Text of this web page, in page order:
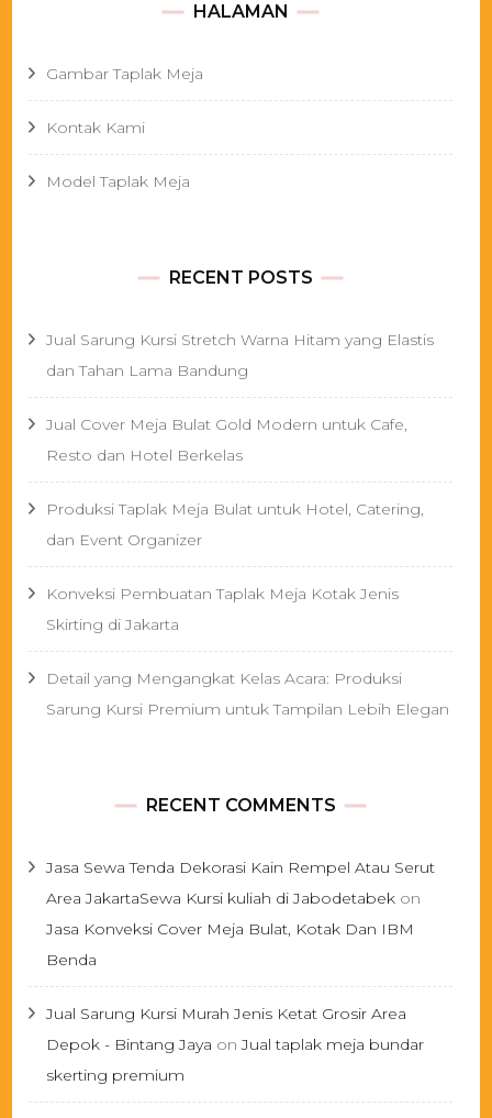
HALAMAN
Gambar Taplak Meja
Kontak Kami
Model Taplak Meja
RECENT POSTS
Jual Sarung Kursi Stretch Warna Hitam yang Elastis
dan Tahan Lama Bandung
Jual Cover Meja Bulat Gold Modern untuk Cafe,
Resto dan Hotel Berkelas
Produksi Taplak Meja Bulat untuk Hotel, Catering,
dan Event Organizer
Konveksi Pembuatan Taplak Meja Kotak Jenis
Skirting di Jakarta
Detail yang Mengangkat Kelas Acara: Produksi
Sarung Kursi Premium untuk Tampilan Lebih Elegan
RECENT COMMENTS
Jasa Sewa Tenda Dekorasi Kain Rempel Atau Serut
Area JakartaSewa Kursi kuliah di Jabodetabek on
Jasa Konveksi Cover Meja Bulat, Kotak Dan IBM
Benda
Jual Sarung Kursi Murah Jenis Ketat Grosir Area
Depok - Bintang Jaya onJual taplak meja bundar
skerting premium